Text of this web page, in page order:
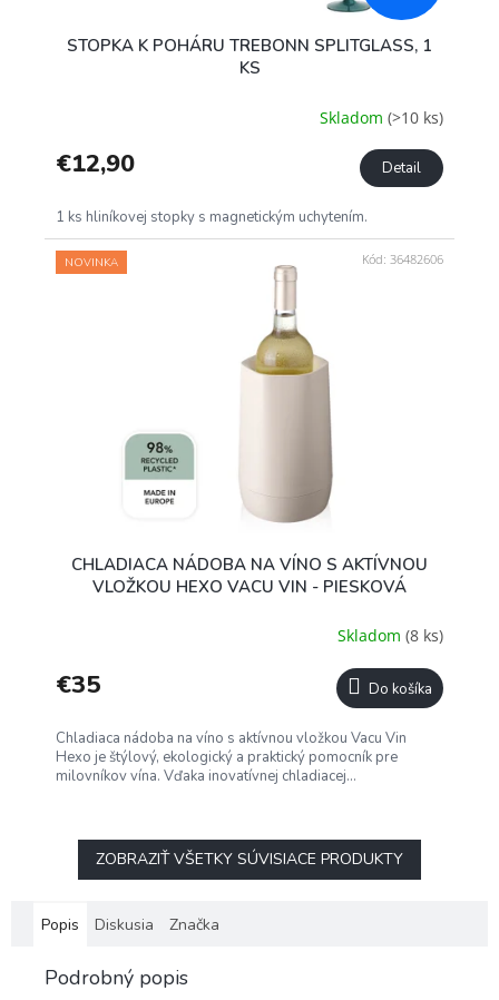
STOPKA K POHÁRU TREBONN SPLITGLASS, 1
KS
Skladom (>10 ks)
€12,90 Detail
1 ks hliníkovej stopky s magnetickým uchytením.
NOVINKA
CHLADIACA NÁDOBA NA VÍNO S AKTÍVNOU
VLOŽKOU HEXO VACU VIN - PIESKOVÁ
Skladom (8 ks)
€35 Do košíka
Chladiaca nádoba na víno s aktívnou vložkou Vacu Vin
Hexo je štýlový, ekologický a praktický pomocník pre
milovníkov vína. Vďaka inovatívnej chladiacej...
Kód: 36482606
ZOBRAZIŤ VŠETKY SÚVISIACE PRODUKTY
Popis Diskusia Značka
Podrobný popis